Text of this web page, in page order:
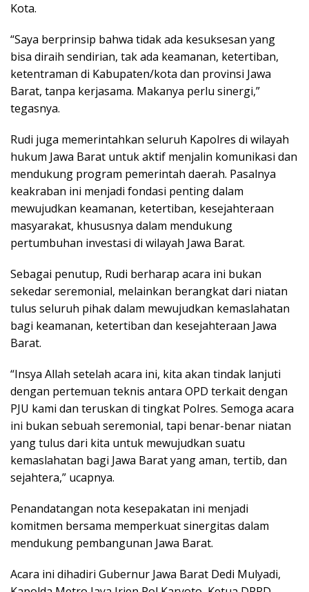
Kota.
“Saya berprinsip bahwa tidak ada kesuksesan yang
bisa diraih sendirian, tak ada keamanan, ketertiban,
ketentraman di Kabupaten/kota dan provinsi Jawa
Barat, tanpa kerjasama. Makanya perlu sinergi,”
tegasnya.
Rudi juga memerintahkan seluruh Kapolres di wilayah
hukum Jawa Barat untuk aktif menjalin komunikasi dan
mendukung program pemerintah daerah. Pasalnya
keakraban ini menjadi fondasi penting dalam
mewujudkan keamanan, ketertiban, kesejahteraan
masyarakat, khususnya dalam mendukung
pertumbuhan investasi di wilayah Jawa Barat.
Sebagai penutup, Rudi berharap acara ini bukan
sekedar seremonial, melainkan berangkat dari niatan
tulus seluruh pihak dalam mewujudkan kemaslahatan
bagi keamanan, ketertiban dan kesejahteraan Jawa
Barat.
“Insya Allah setelah acara ini, kita akan tindak lanjuti
dengan pertemuan teknis antara OPD terkait dengan
PJU kami dan teruskan di tingkat Polres. Semoga acara
ini bukan sebuah seremonial, tapi benar-benar niatan
yang tulus dari kita untuk mewujudkan suatu
kemaslahatan bagi Jawa Barat yang aman, tertib, dan
sejahtera,” ucapnya.
Penandatangan nota kesepakatan ini menjadi
komitmen bersama memperkuat sinergitas dalam
mendukung pembangunan Jawa Barat.
Acara ini dihadiri Gubernur Jawa Barat Dedi Mulyadi,